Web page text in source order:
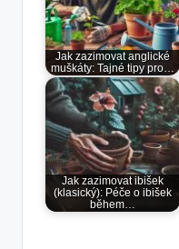
Jak zazimovat anglické
muškáty: Tajné tipy pro…
Jak zazimovat ibišek
(klasický): Péče o ibišek
během…